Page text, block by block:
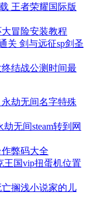
王者荣耀国际版
冒险安装教程
关 剑与远征sp剑圣
结战公测时间最
劫无间名字特殊
无间steam转到网
弊码大全
王国vip扭蛋机位置
搁浅小说家的儿